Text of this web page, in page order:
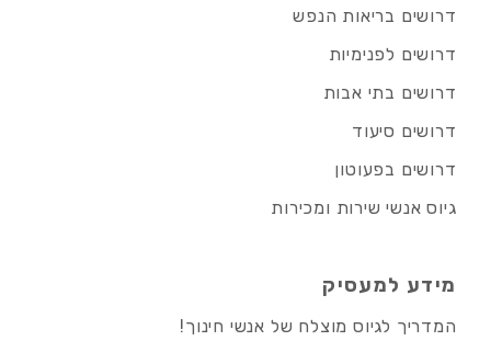
דרושים בריאות הנפש
דרושים לפנימיות
דרושים בתי אבות
דרושים סיעוד
דרושים בפעוטון
גיוס אנשי שירות ומכירות
מידע למעסיק
המדריך לגיוס מוצלח של אנשי חינוך!